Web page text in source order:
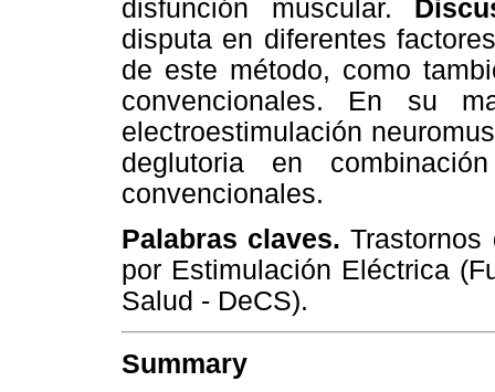
disfunción muscular.
disputa en diferentes
de este método, como
convencionales. En su
electroestimulación
deglutoria en
convencionales.
Palabras claves.Trastornos
por Estimulación Eléctrica
Salud - DeCS).
Summary